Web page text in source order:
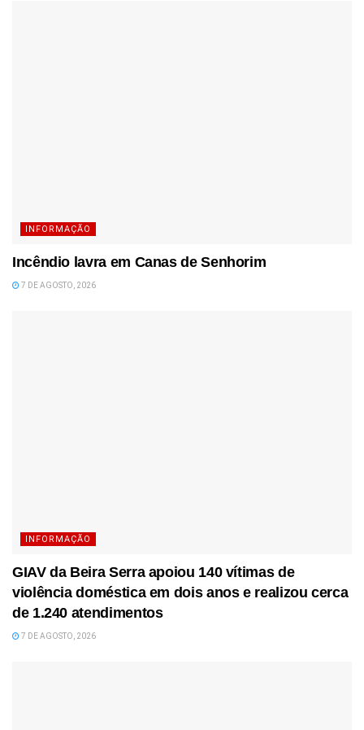
INFORMAÇÃO
Incêndio lavra em Canas de Senhorim
7 DE AGOSTO, 2026
INFORMAÇÃO
GIAV da Beira Serra apoiou 140 vítimas de
violência doméstica em dois anos e realizou cerca
de 1.240 atendimentos
7 DE AGOSTO, 2026